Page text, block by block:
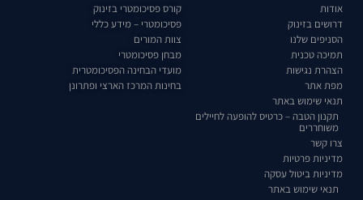
אודות
דרושים בזינוק
הסניפים שלנו
תמיכה טכנית
הצהרת נגישות
מפת אתר
תנאי שימוש באתר
תקנון הטבה – כרטיס להופעה לחיילים
משוחררים
צרו קשר
מדיניות פרטיות
מדיניות ביטול עסקה
תנאי שימוש באתר
קורס פסיכומטרי בזינוק
פסיכומטרי – מידע כללי
צוות המורים
מבחן פסיכומטרי
מועדי הבחינה הפסיכומטרית
בחינות המרכז הארצי ופתרונן